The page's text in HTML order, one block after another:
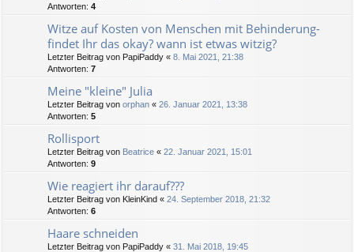
Antworten: 4
Witze auf Kosten von Menschen mit Behinderung-
findet Ihr das okay? wann ist etwas witzig?
Letzter Beitrag von PapiPaddy « 8. Mai 2021, 21:38
Antworten: 7
Meine "kleine" Julia
Letzter Beitrag von orphan « 26. Januar 2021, 13:38
Antworten: 5
Rollisport
Letzter Beitrag von Beatrice « 22. Januar 2021, 15:01
Antworten: 9
Wie reagiert ihr darauf???
Letzter Beitrag von KleinKind « 24. September 2018, 21:32
Antworten: 6
Haare schneiden
Letzter Beitrag von PapiPaddy « 31. Mai 2018, 19:45